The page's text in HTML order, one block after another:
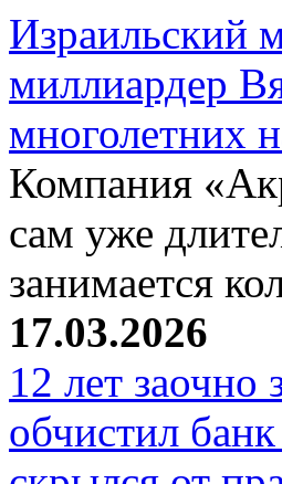
Израильский
миллиардер
многолетних
Компания
сам уже
занимается
17.03.2026
12 лет заочно
обчистил